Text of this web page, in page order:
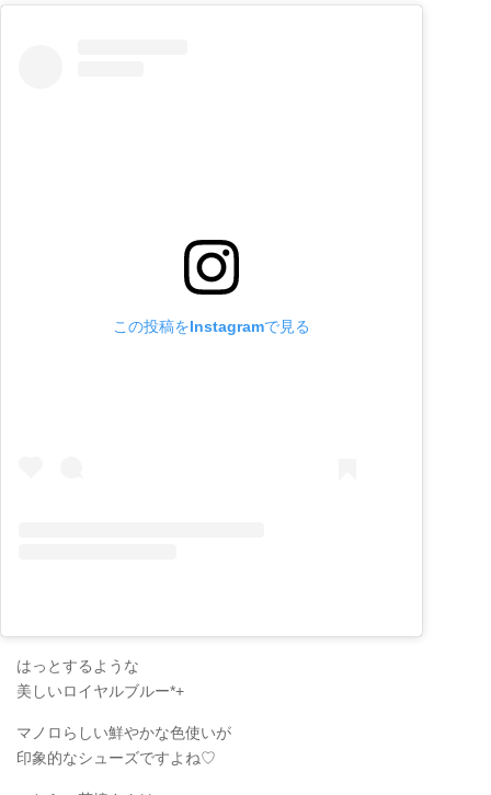
この投稿をInstagramで見る
はっとするような
美しいロイヤルブルー*+
マノロらしい鮮やかな色使いが
印象的なシューズですよね♡